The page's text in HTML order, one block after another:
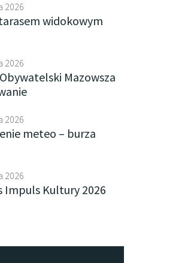
2026
widokowym
2026
Mazowsza
2026
meteo – burza
2026
Impuls Kultury 2026